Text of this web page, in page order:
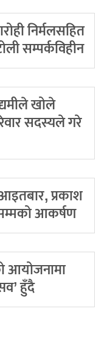
निर्मलसहित
सम्पर्कविहीन
खोले
सदस्यले गरे
प्रकाश
आकर्षण
आयोजनामा
हुँदै